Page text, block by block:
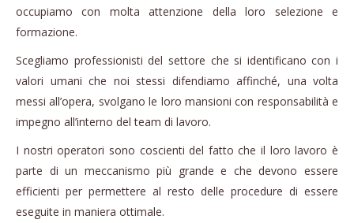
occupiamo con molta attenzione della loro selezione e
formazione.
Scegliamo professionisti del settore che si identificano con i
valori umani che noi stessi difendiamo affinché, una volta
messi all’opera, svolgano le loro mansioni con responsabilità e
impegno all’interno del team di lavoro.
I nostri operatori sono coscienti del fatto che il loro lavoro è
parte di un meccanismo più grande e che devono essere
efficienti per permettere al resto delle procedure di essere
eseguite in maniera ottimale.